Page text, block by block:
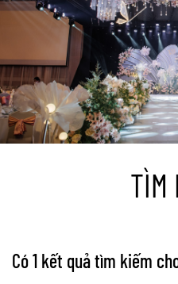
TÌM
Có 1 kết quả tìm kiếm